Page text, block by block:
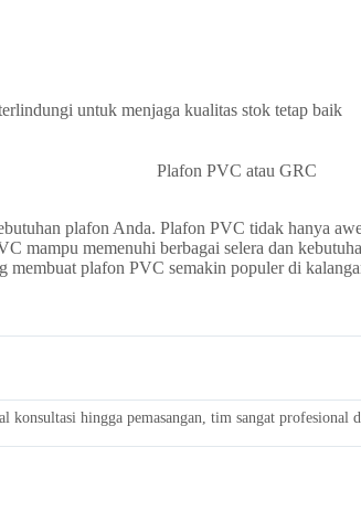
untuk menjaga kualitas stok tetap baik
plafon Anda. Plafon PVC tidak hanya
mampu memenuhi berbagai selera dan
plafon PVC semakin populer di
hingga pemasangan, tim sangat profesional